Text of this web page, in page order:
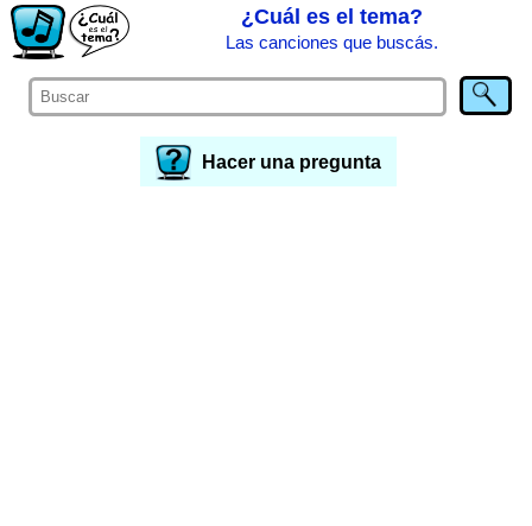
¿Cuál es el tema?
Las canciones que buscás.
Hacer una pregunta